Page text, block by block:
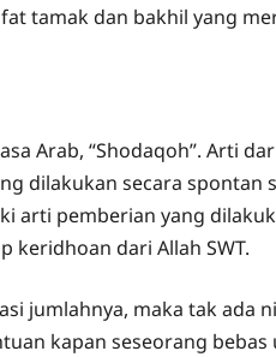
tamak dan bakhil yang
Arab, “Shodaqoh”. Arti
dilakukan secara spontan
arti pemberian yang
keridhoan dari Allah SWT.
jumlahnya, maka tak ada
kapan seseorang